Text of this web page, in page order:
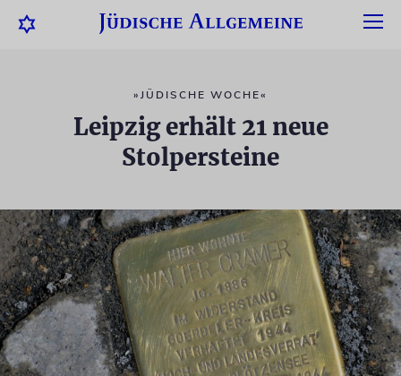
»JÜDISCHE WOCHE«
Leipzig erhält 21 neue
Stolpersteine